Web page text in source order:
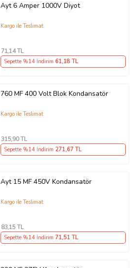
Ayt 6 Amper 1000V Diyot
Kargo ile Teslimat
71,14 TL
Sepette %14 İndirim 61,18 TL
760 MF 400 Volt Blok Kondansatör
Kargo ile Teslimat
315,90 TL
Sepette %14 İndirim 271,67 TL
Ayt 15 MF 450V Kondansatör
Kargo ile Teslimat
83,15 TL
Sepette %14 İndirim 71,51 TL